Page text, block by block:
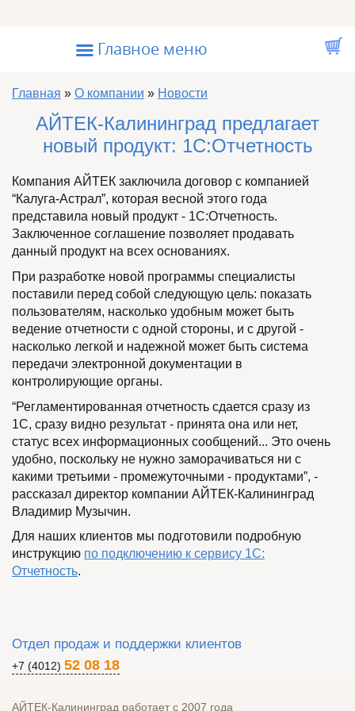
☰ Главное меню
Вы здесь
Главная » О компании » Новости
АЙТЕК-Калининград предлагает
новый продукт: 1С:Отчетность
Компания АЙТЕК заключила договор с компанией
“Калуга-Астрал”, которая весной этого года
представила новый продукт - 1С:Отчетность.
Заключенное соглашение позволяет продавать
данный продукт на всех основаниях.
При разработке новой программы специалисты
поставили перед собой следующую цель: показать
пользователям, насколько удобным может быть
ведение отчетности с одной стороны, и с другой -
насколько легкой и надежной может быть система
передачи электронной документации в
контролирующие органы.
“Регламентированная отчетность сдается сразу из
1С, сразу видно результат - принята она или нет,
статус всех информационных сообщений... Это очень
удобно, поскольку не нужно заморачиваться ни с
какими третьими - промежуточными - продуктами”, -
рассказал директор компании АЙТЕК-Калининград
Владимир Музычин.
Для наших клиентов мы подготовили подробную
инструкцию по подключению к сервису 1С:
Отчетность.
Отдел продаж и поддержки клиентов
+7 (4012) 52 08 18
АЙТЕК-Калининград работает с 2007 года